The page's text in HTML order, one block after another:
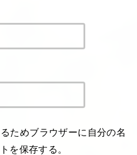
ためブラウザーに自分の名
を保存する。